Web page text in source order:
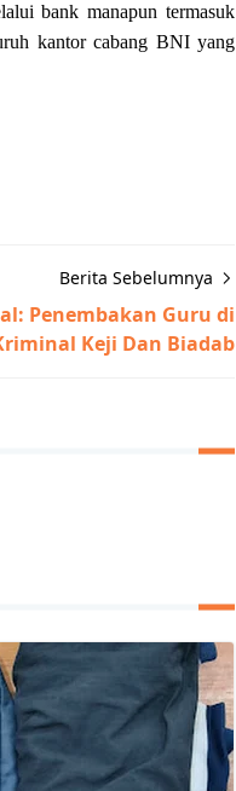
bank manapun termasuk
kantor cabang BNI yang
Berita Sebelumnya
Penembakan Guru di
Keji Dan Biadab